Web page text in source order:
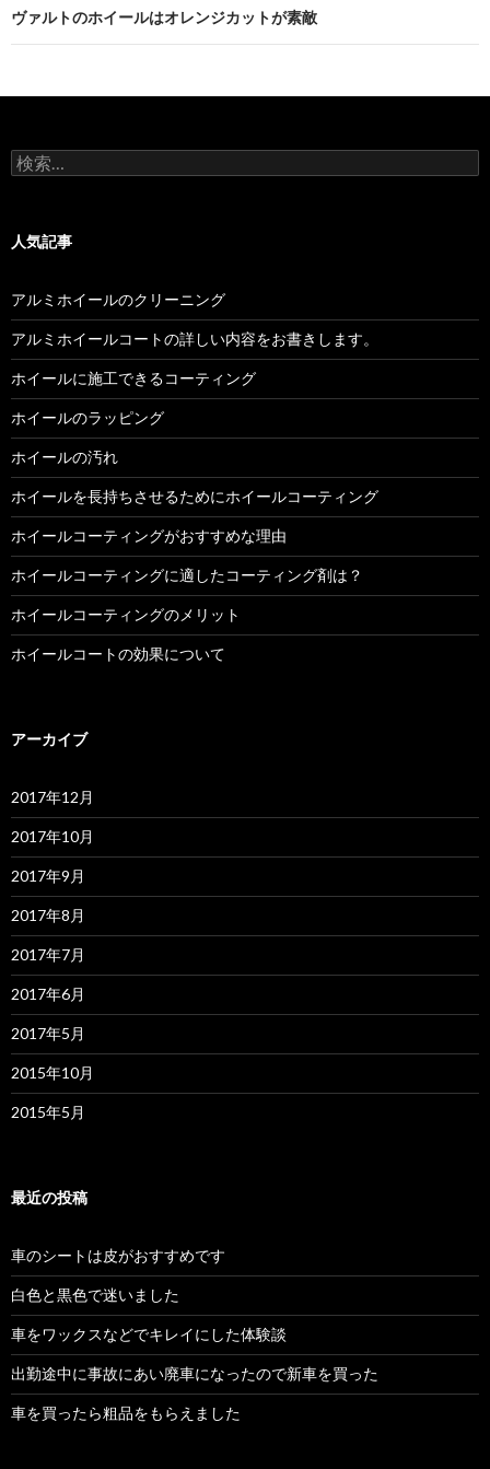
ビ
ゲ
ー
ョ
ヴァルトのホイールはオレンジカットが素敵
検
索:
人気記事
アルミホイールのクリーニング
アルミホイールコートの詳しい内容をお書きします。
ホイールに施工できるコーティング
ホイールのラッピング
ホイールの汚れ
ホイールを長持ちさせるためにホイールコーティング
ホイールコーティングがおすすめな理由
ホイールコーティングに適したコーティング剤は？
ホイールコーティングのメリット
ホイールコートの効果について
アーカイブ
2017年12月
2017年10月
2017年9月
2017年8月
2017年7月
2017年6月
2017年5月
2015年10月
2015年5月
最近の投稿
車のシートは皮がおすすめです
白色と黒色で迷いました
車をワックスなどでキレイにした体験談
出勤途中に事故にあい廃車になったので新車を買った
車を買ったら粗品をもらえました